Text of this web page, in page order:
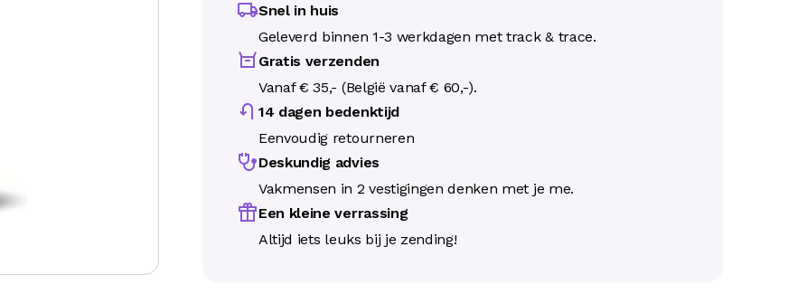
Snel in huis
Geleverd binnen 1-3 werkdagen met track & trace.
Gratis verzenden
Vanaf € 35,- (België vanaf € 60,-).
14 dagen bedenktijd
Eenvoudig retourneren
Deskundig advies
Vakmensen in 2 vestigingen denken met je me.
Een kleine verrassing
Altijd iets leuks bij je zending!